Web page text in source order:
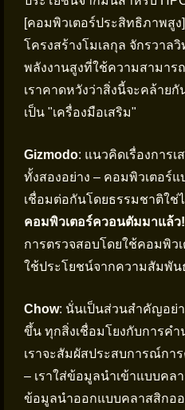
[คอมพิวเตอร์ประสิทธิภาพสู
โครงสร้างโมเลกุล จักรวาล
พลังงานสูงที่ใช้ความสามา
เราคาดหวังว่าสิ่งนี้จะคล้าย
เป็น "เครื่องมือเสริม"
Gizmodo: แนวคิดเรื่องการ
ทั้งสองอย่าง – คอมพิวเตอร์
เชื่อมต่อกันโดยธรรมชาติใช่
คอมพิวเตอร์ควอนตัมมาแล้ว!
การตรวจสอบโดยใช้คอมพิว
ใช้ประโยชน์จากความสัมพัน
Chow: นั่นเป็นส่วนสำคัญอย่
ขึ้น ทุกสิ่งเชื่อมโยงกับการค
เราจะสัมผัสประสบการณ์ก
– เราใส่ข้อมูลนำเข้าแบบคล
ข้อมูลนำออกแบบคลาสสิกอ